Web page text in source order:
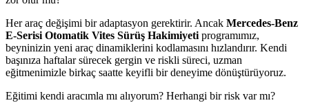
Her araç değişimi bir adaptasyon gerektirir. Ancak Mercedes-Benz
E-Serisi Otomatik Vites Sürüş Hakimiyeti programımız,
beyninizin yeni araç dinamiklerini kodlamasını hızlandırır. Kendi
başınıza haftalar sürecek gergin ve riskli süreci, uzman
eğitmenimizle birkaç saatte keyifli bir deneyime dönüştürüyoruz.
Eğitimi kendi aracımla mı alıyorum? Herhangi bir risk var mı?